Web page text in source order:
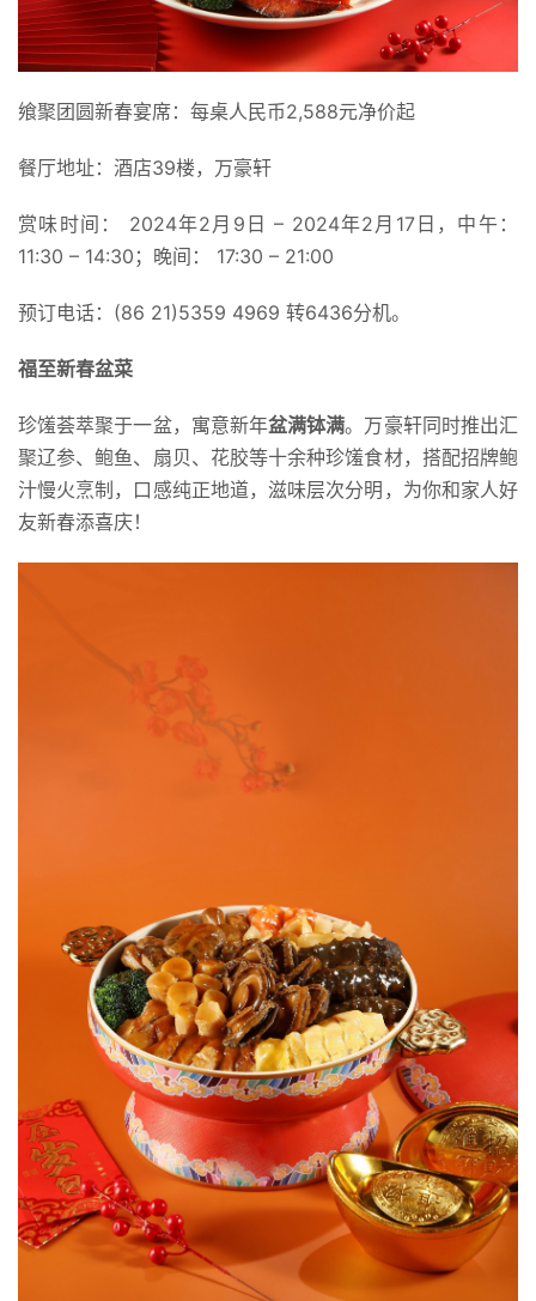
飨聚团圆新春宴席：每桌人民币2,588元净价起
餐厅地址：酒店39楼，万豪轩
赏味时间： 2024年2月9日 – 2024年2月17日，中午：
11:30 – 14:30；晚间： 17:30 – 21:00
预订电话：(86 21)5359 4969 转6436分机。
福至新春盆菜
珍馐荟萃聚于一盆，寓意新年盆满钵满。万豪轩同时推出汇
聚辽参、鲍鱼、扇贝、花胶等十余种珍馐食材，搭配招牌鲍
汁慢火烹制，口感纯正地道，滋味层次分明，为你和家人好
友新春添喜庆！